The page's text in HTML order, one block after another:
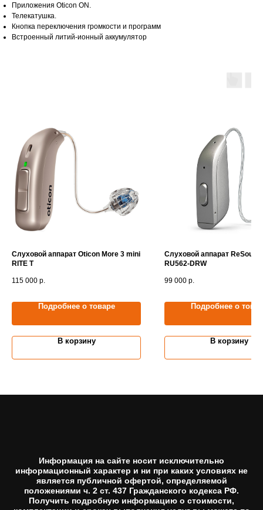
Приложения Oticon ON.
Телекатушка.
Кнопка переключения громкости и программ
Встроенный литий-ионный аккумулятор
Слуховой аппарат Oticon More 3 mini
RITE T
115 000 р.
Подробнее о товаре
В корзину
Слуховой аппарат ReSound
RU562-DRW
99 000 р.
Подробнее о
В корзину
Информация на сайте носит исключительно
информационный характер и ни при каких условиях не
является публичной офертой, определяемой
положениями ч. 2 ст. 437 Гражданского кодекса РФ.
Получить подробную информацию о стоимости,